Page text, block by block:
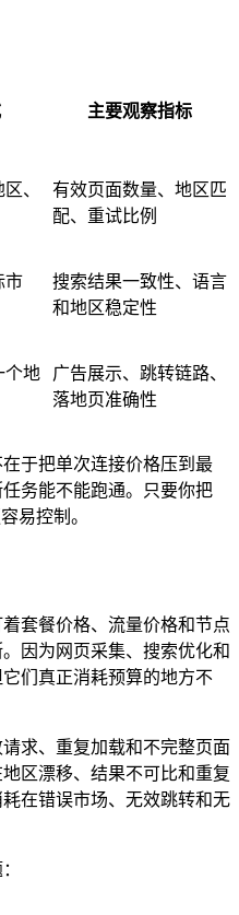
主要观察指标
、
有效页面数量、地区匹
配、重试比例
市
搜索结果一致性、语言
和地区稳定性
个地
广告展示、跳转链路、
落地页准确性
于把单次连接价格压到最
务能不能跑通。只要你把
易控制。
套餐价格、流量价格和节点
因为网页采集、搜索优化和
们真正消耗预算的地方不
求、重复加载和不完整页面
区漂移、结果不可比和重复
在错误市场、无效跳转和无